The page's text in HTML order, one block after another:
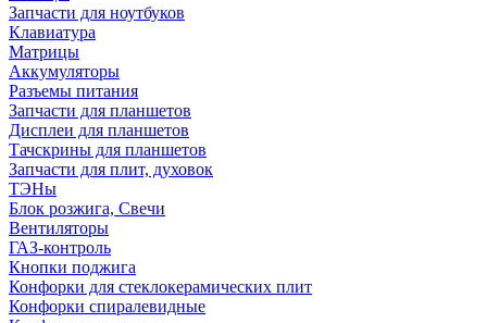
Запчасти для ноутбуков
Клавиатура
Матрицы
Аккумуляторы
Разъемы питания
Запчасти для планшетов
Дисплеи для планшетов
Тачскрины для планшетов
Запчасти для плит, духовок
ТЭНы
Блок розжига, Свечи
Вентиляторы
ГАЗ-контроль
Кнопки поджига
Конфорки для стеклокерамических плит
Конфорки спиралевидные